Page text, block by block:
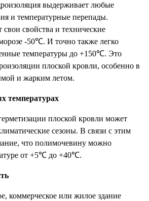
выдерживает любые
и температурные перепады.
свойства и технические
-50℃. И точно также легко
температуры до +150℃. Это
плоской кровли, особенно в
и жарким летом.
температурах
плоской кровли может
сезоны. В связи с этим
что полимочевину можно
от +5℃ до +40℃.
коммерческое или жилое здание